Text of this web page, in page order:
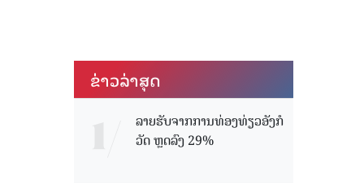
ຂ່າວ​ລ່າ​ສຸດ
ລາຍຮັບຈາກການທ່ອງທ່ຽວອັງກໍ
ວັດ ຫຼດລົງ 29%